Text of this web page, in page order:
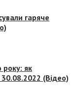
гаряче
року: як
(Відео)